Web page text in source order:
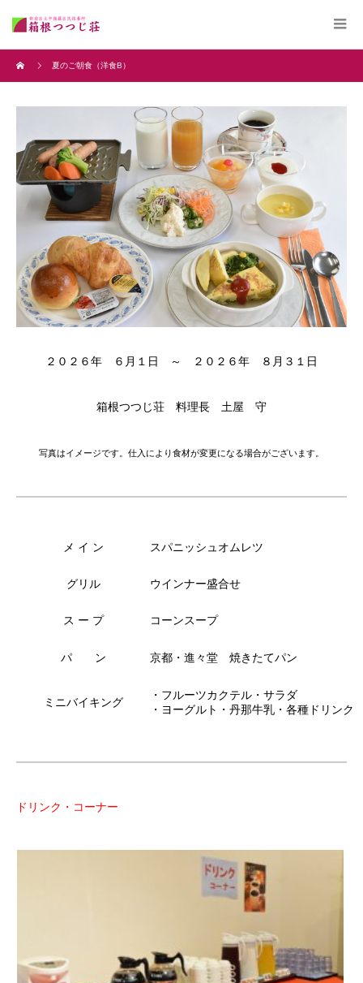
夏のご朝食（洋食B）
２０２６年 ６月１日 ～ ２０２６年 ８月３１日
箱根つつじ荘 料理長 土屋 守
写真はイメージです。仕入により食材が変更になる場合がございます。
メ イ ン スパニッシュオムレツ
グリル ウインナー盛合せ
ス ー プ コーンスープ
パ ン 京都・進々堂 焼きたてパン
ミニバイキング
・フルーツカクテル・サラダ
・ヨーグルト・丹那牛乳・各種ドリンク
ドリンク・コーナー